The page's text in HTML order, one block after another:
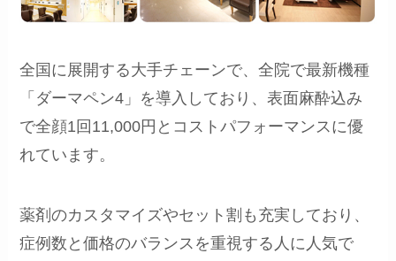
全国に展開する大手チェーンで、全院で最新機種
「ダーマペン4」を導入しており、表面麻酔込み
で全顔1回11,000円とコストパフォーマンスに優
れています。
薬剤のカスタマイズやセット割も充実しており、
症例数と価格のバランスを重視する人に人気で